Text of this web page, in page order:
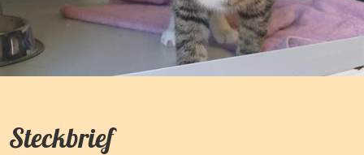
Steckbrief